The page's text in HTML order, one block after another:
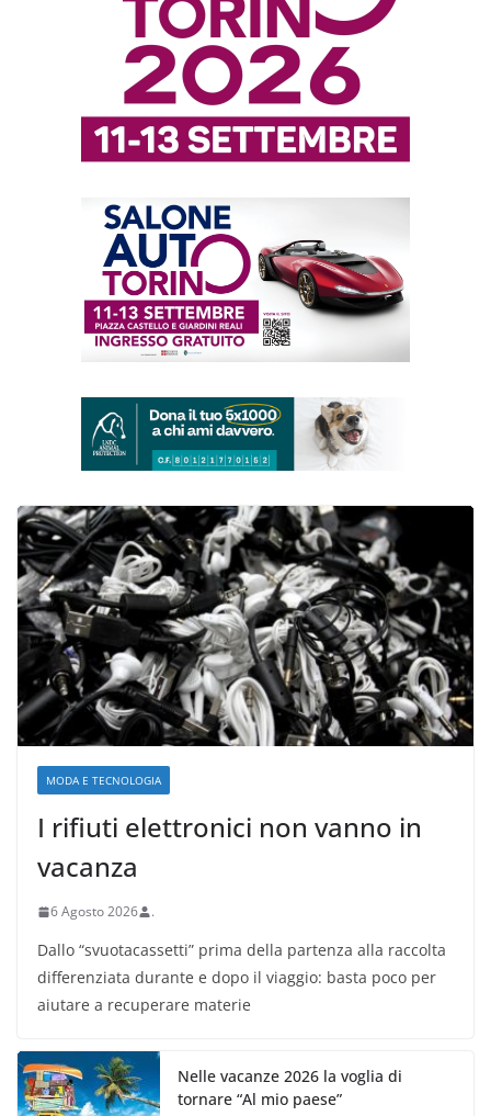
MODA E TECNOLOGIA
I rifiuti elettronici non vanno in
vacanza
6 Agosto 2026 .
Dallo “svuotacassetti” prima della partenza alla raccolta
differenziata durante e dopo il viaggio: basta poco per
aiutare a recuperare materie
Nelle vacanze 2026 la voglia di
tornare “Al mio paese”